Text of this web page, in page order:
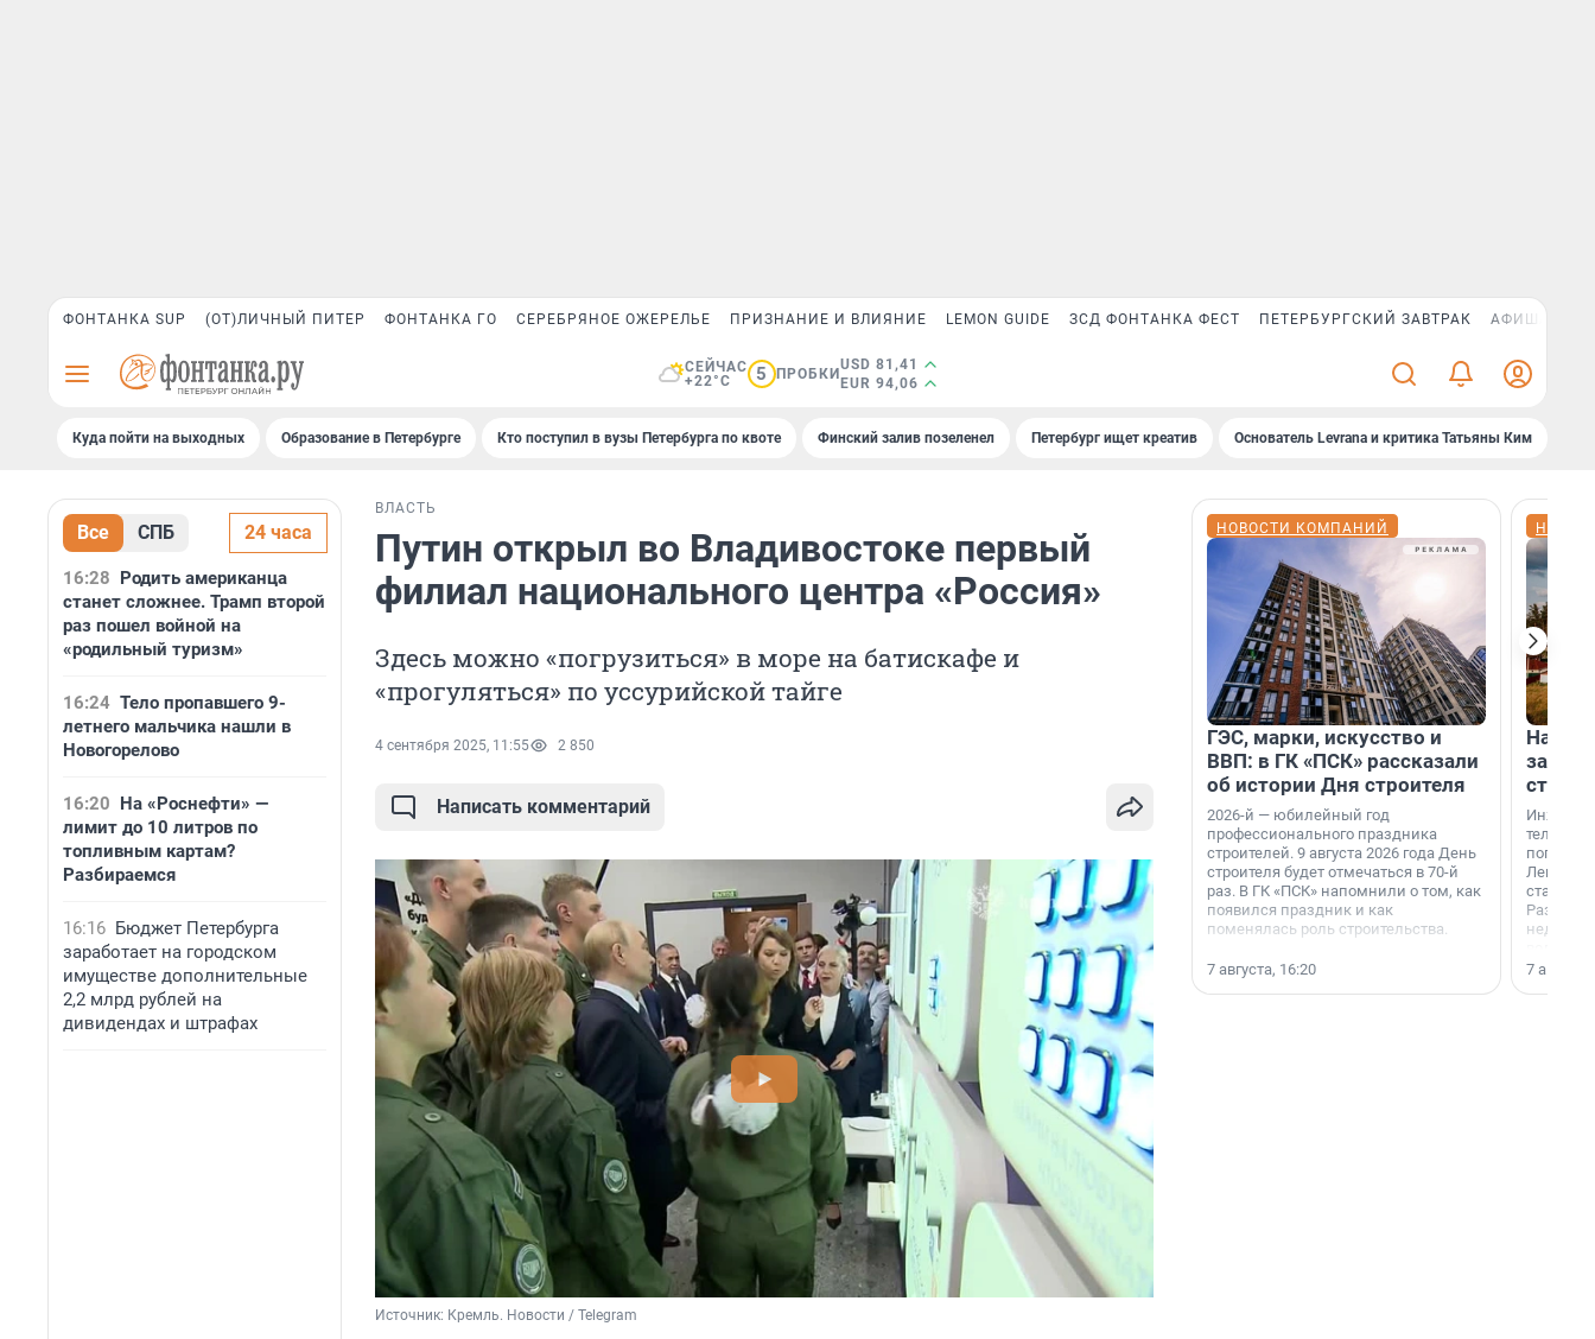
ФОНТАНКА SUP (ОТ)ЛИЧНЫЙ ПИТЕР ФОНТАНКА ГО СЕРЕБРЯНОЕ ОЖЕРЕЛЬЕ ПРИЗНАНИЕ И ВЛИЯНИЕ LEMON GUIDE ЗСД ФОНТАНКА ФЕСТ ПЕТЕРБУРГСКИЙ ЗАВТРАК АФИША PLUS
СЕЙЧАС
+22°C
5 ПРОБКИ
USD 81,41
EUR 94,06
Куда пойти на выходных Образование в Петербурге Кто поступил в вузы Петербурга по квоте Финский залив позеленел Петербург ищет креатив Основатель Levrana и критика Татьяны Ким
Все СПБ 24 часа
16:28 Родить американца
станет сложнее. Трамп второй
раз пошел войной на
«родильный туризм»
16:24 Тело пропавшего 9-
летнего мальчика нашли в
Новогорелово
16:20 На «Роснефти» —
лимит до 10 литров по
топливным картам?
Разбираемся
16:16 Бюджет Петербурга
заработает на городском
имуществе дополнительные
2,2 млрд рублей на
дивидендах и штрафах
ВЛАСТЬ
Путин открыл во Владивостоке первый
филиал национального центра «Россия»
Здесь можно «погрузиться» в море на батискафе и
«прогуляться» по уссурийской тайге
4 сентября 2025, 11:55 2 850
Написать комментарий
Источник: Кремль. Новости / Telegram
НОВОСТИ КОМПАНИЙ
ГЭС, марки, искусство и
ВВП: в ГК «ПСК» рассказали
об истории Дня строителя
2026-й — юбилейный год
профессионального праздника
строителей. 9 августа 2026 года День
строителя будет отмечаться в 70-й
раз. В ГК «ПСК» напомнили о том, как
появился праздник и как
поменялась роль строительства.
7 августа, 16:20
На
станции
7